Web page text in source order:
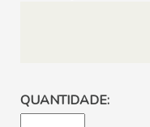
QUANTIDADE: